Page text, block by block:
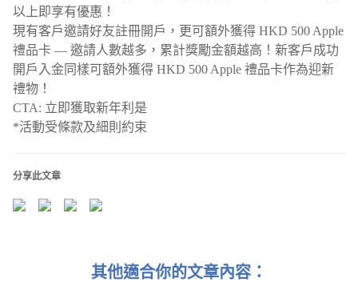
以上即‌‌享有優惠！
現有客戶邀請好友註冊開戶，更可額外獲得 HKD 500 Apple
禮品卡 — 邀請人數越多，累計獎勵金額越高！新客戶成功
開戶入金同樣可額外獲得 HKD 500 Apple 禮品卡作為迎新
禮物！
CTA: 立即獲取新年利是
*活動受條款及細則約束
分享此文章
其他適合你的文章內容：